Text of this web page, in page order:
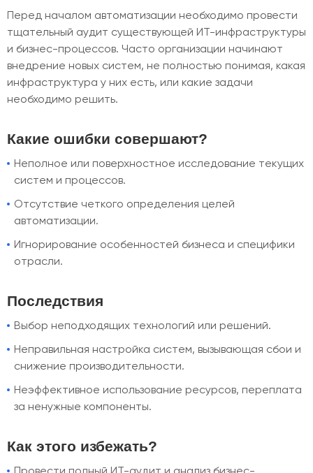
Перед началом автоматизации необходимо провести
тщательный аудит существующей ИТ-инфраструктуры
и бизнес-процессов. Часто организации начинают
внедрение новых систем, не полностью понимая, какая
инфраструктура у них есть, или какие задачи
необходимо решить.
Какие ошибки совершают?
Неполное или поверхностное исследование текущих
систем и процессов.
Отсутствие четкого определения целей
автоматизации.
Игнорирование особенностей бизнеса и специфики
отрасли.
Последствия
Выбор неподходящих технологий или решений.
Неправильная настройка систем, вызывающая сбои и
снижение производительности.
Неэффективное использование ресурсов, переплата
за ненужные компоненты.
Как этого избежать?